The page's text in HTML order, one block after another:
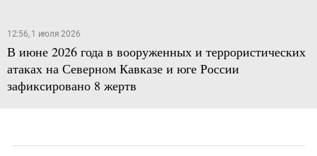
12:56, 1 июля 2026
В июне 2026 года в вооруженных и террористических
атаках на Северном Кавказе и юге России
зафиксировано 8 жертв